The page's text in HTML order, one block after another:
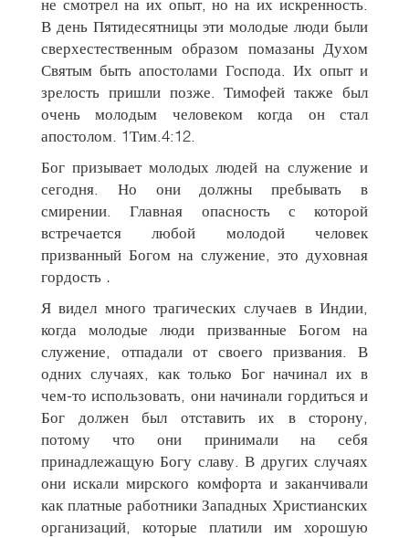
не смотрел на их опыт, но на их искренность.
В день Пятидесятницы эти молодые люди были
сверхестественным образом помазаны Духом
Святым быть апостолами Господа. Их опыт и
зрелость пришли позже. Тимофей также был
очень молодым человеком когда он стал
апостолом. 1Тим.4:12.
Бог призывает молодых людей на служение и
сегодня. Но они должны пребывать в
смирении. Главная опасность с которой
встречается любой молодой человек
призванный Богом на служение, это духовная
гордость .
Я видел много трагических случаев в Индии,
когда молодые люди призванные Богом на
служение, отпадали от своего призвания. В
одних случаях, как только Бог начинал их в
чем-то использовать, они начинали гордиться и
Бог должен был отставить их в сторону,
потому что они принимали на себя
принадлежащую Богу славу. В других случаях
они искали мирского комфорта и заканчивали
как платные работники Западных Христианских
организаций, которые платили им хорошую